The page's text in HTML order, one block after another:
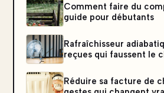
Comment faire du
guide pour débutants
Rafraîchisseur
reçues qui faussent le
Réduire sa facture de